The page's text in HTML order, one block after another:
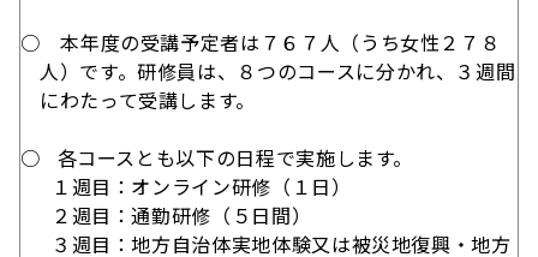
○ 本年度の受講予定者は７６７人（うち女性２７８
人）です。研修員は、８つのコースに分かれ、３週間
にわたって受講します。
○ 各コースとも以下の日程で実施します。
１週目：オンライン研修（１日）
２週目：通勤研修（５日間）
３週目：地方自治体実地体験又は被災地復興・地方